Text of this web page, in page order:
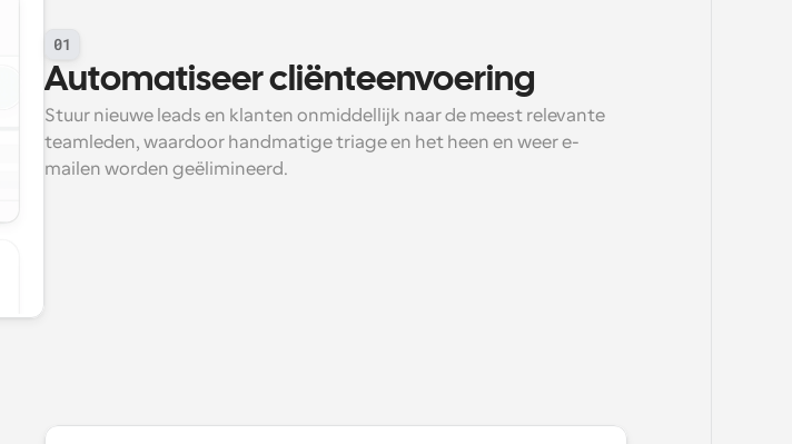
01
Automatiseer cliënteenvoering
Stuur nieuwe leads en klanten onmiddellijk naar de meest relevante
teamleden, waardoor handmatige triage en het heen en weer e-
mailen worden geëlimineerd.